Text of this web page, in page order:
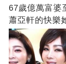
67歲億萬富婆
蕭亞軒的快樂